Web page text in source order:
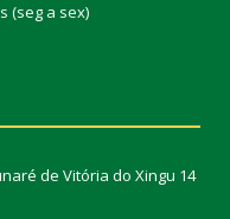
(seg a sex)
de Vitória do Xingu 14